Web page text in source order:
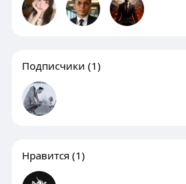
Подписчики (1)
Нравится (1)